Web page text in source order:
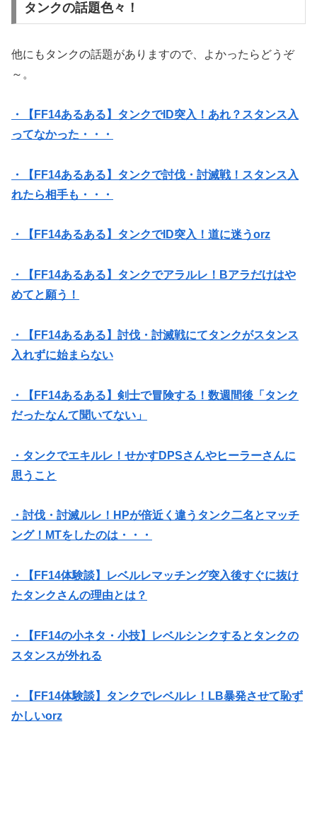
タンクの話題色々！
他にもタンクの話題がありますので、よかったらどうぞ
～。
・【FF14あるある】タンクでID突入！あれ？スタンス入
ってなかった・・・
・【FF14あるある】タンクで討伐・討滅戦！スタンス入
れたら相手も・・・
・【FF14あるある】タンクでID突入！道に迷うorz
・【FF14あるある】タンクでアラルレ！Bアラだけはや
めてと願う！
・【FF14あるある】討伐・討滅戦にてタンクがスタンス
入れずに始まらない
・【FF14あるある】剣士で冒険する！数週間後「タンク
だったなんて聞いてない」
・タンクでエキルレ！せかすDPSさんやヒーラーさんに
思うこと
・討伐・討滅ルレ！HPが倍近く違うタンク二名とマッチ
ング！MTをしたのは・・・
・【FF14体験談】レベルレマッチング突入後すぐに抜け
たタンクさんの理由とは？
・【FF14の小ネタ・小技】レベルシンクするとタンクの
スタンスが外れる
・【FF14体験談】タンクでレベルレ！LB暴発させて恥ず
かしいorz